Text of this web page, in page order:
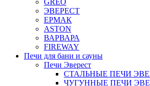
ЭВЕРЕСТ
ЕРМАК
ASTON
ВАРВАРА
FIREWAY
Печи для бани и сауны
Печи Эверест
СТАЛЬНЫЕ ПЕЧИ
ЧУГУННЫЕ ПЕЧИ